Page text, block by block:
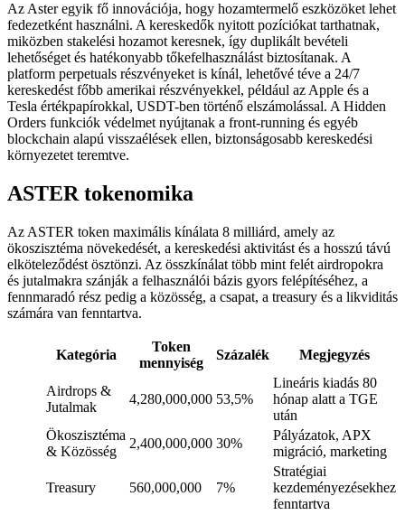
Az Aster egyik fő innovációja, hogy hozamtermelő eszközöket lehet
fedezetként használni. A kereskedők nyitott pozíciókat tarthatnak,
miközben stakelési hozamot keresnek, így duplikált bevételi
lehetőséget és hatékonyabb tőkefelhasználást biztosítanak. A
platform perpetuals részvényeket is kínál, lehetővé téve a 24/7
kereskedést főbb amerikai részvényekkel, például az Apple és a
Tesla értékpapírokkal, USDT-ben történő elszámolással. A Hidden
Orders funkciók védelmet nyújtanak a front-running és egyéb
blockchain alapú visszaélések ellen, biztonságosabb kereskedési
környezetet teremtve.
ASTER tokenomika
Az ASTER token maximális kínálata 8 milliárd, amely az
ökoszisztéma növekedését, a kereskedési aktivitást és a hosszú távú
elköteleződést ösztönzi. Az összkínálat több mint felét airdropokra
és jutalmakra szánják a felhasználói bázis gyors felépítéséhez, a
fennmaradó rész pedig a közösség, a csapat, a treasury és a likviditás
számára van fenntartva.
Kategória
Token
mennyiség
Százalék Megjegyzés
Airdrops &
Jutalmak
4,280,000,000 53,5%
Lineáris kiadás 80
hónap alatt a TGE
után
Ökoszisztéma
& Közösség
2,400,000,000 30%
Pályázatok, APX
migráció, marketing
Treasury 560,000,000 7%
Stratégiai
kezdeményezésekhez
fenntartva